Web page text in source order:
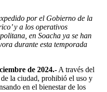
por el Gobierno de la
y a los operativos
en Soacha ya se han
durante esta temporada
de 2024.- A través del
la ciudad, prohibió el uso y
en el bienestar de los